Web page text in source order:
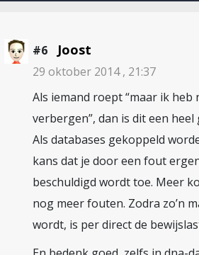
#6 Joost
29 oktober 2014 , 21:37
Als iemand roept “maar ik heb
verbergen”, dan is dit een
Als databases gekoppeld
kans dat je door een fout
beschuldigd wordt toe. Meer
nog meer fouten. Zodra zo’n
wordt, is per direct de